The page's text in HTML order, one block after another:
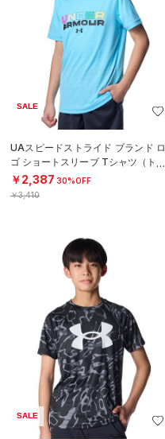
SALE
UAスピードストライド ブランド ロ
ゴ ショートスリーブ Tシャツ（トレ
ーニング/BOYS）
￥2,387 30%OFF
￥3,410
SALE